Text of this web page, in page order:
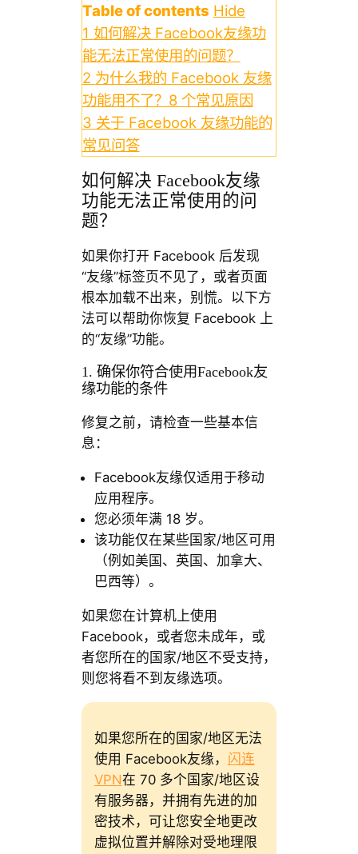
Table of contents Hide
1 如何解决 Facebook友缘功
能无法正常使用的问题？
2 为什么我的 Facebook 友缘
功能用不了？8 个常见原因
3 关于 Facebook 友缘功能的
常见问答
如何解决 Facebook友缘
功能无法正常使用的问
题？
如果你打开 Facebook 后发现
“友缘”标签页不见了，或者页面
根本加载不出来，别慌。以下方
法可以帮助你恢复 Facebook 上
的“友缘”功能。
1. 确保你符合使用Facebook友
缘功能的条件
修复之前，请检查一些基本信
息：
Facebook友缘仅适用于移动
应用程序。
您必须年满 18 岁。
该功能仅在某些国家/地区可用
（例如美国、英国、加拿大、
巴西等）。
如果您在计算机上使用
Facebook，或者您未成年，或
者您所在的国家/地区不受支持，
则您将看不到友缘选项。
如果您所在的国家/地区无法
使用 Facebook友缘， 闪连
VPN在 70 多个国家/地区设
有服务器，并拥有先进的加
密技术，可让您安全地更改
虚拟位置并解除对受地理限